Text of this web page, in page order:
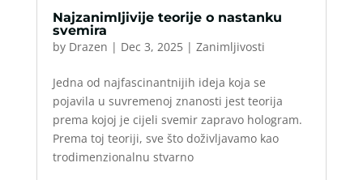
Najzanimljivije teorije o nastanku
svemira
by Drazen | Dec 3, 2025| Zanimljivosti
Jedna od najfascinantnijih ideja koja se
pojavila u suvremenoj znanosti jest teorija
prema kojoj je cijeli svemir zapravo hologram.
Prema toj teoriji, sve što doživljavamo kao
trodimenzionalnu stvarno